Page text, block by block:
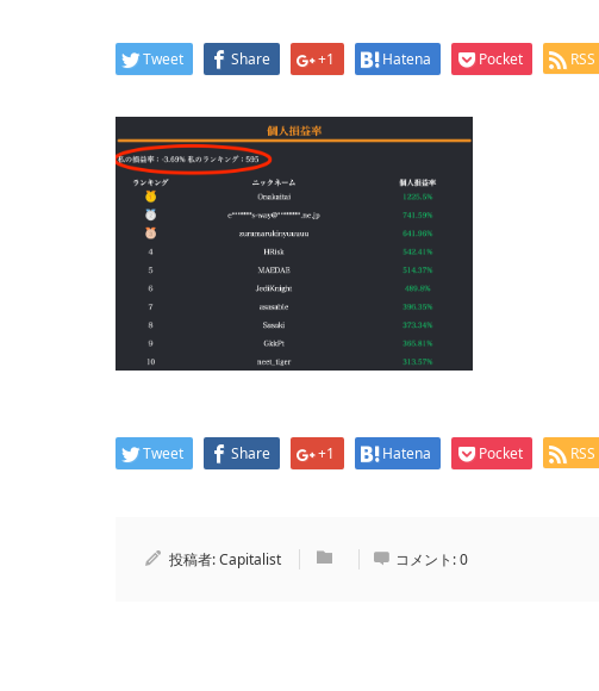
Tweet Share +1 Hatena Pocket RSS
Tweet Share +1 Hatena Pocket RSS
投稿者:Capitalist コメント:0